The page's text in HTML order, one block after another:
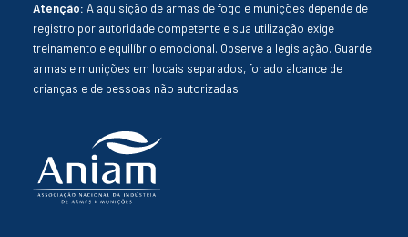
Atenção: A aquisição de armas de fogo e munições depende de
registro por autoridade competente e sua utilização exige
treinamento e equilíbrio emocional. Observe a legislação. Guarde
armas e munições em locais separados, forado alcance de
crianças e de pessoas não autorizadas.